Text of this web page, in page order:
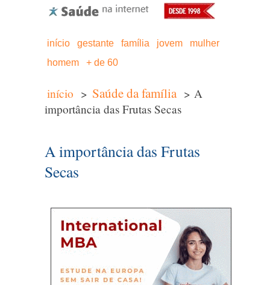
início gestante família jovem
mulher
homem
+ de 60
início > Saúde da família > A
importância das Frutas Secas
A importância das Frutas
Secas